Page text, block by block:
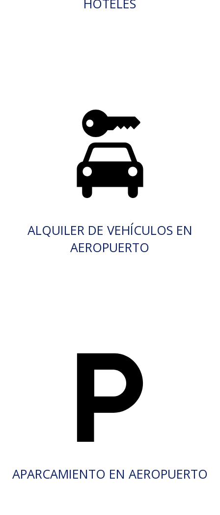
HOTELES
ALQUILER DE VEHÍCULOS EN
AEROPUERTO
APARCAMIENTO EN AEROPUERTO